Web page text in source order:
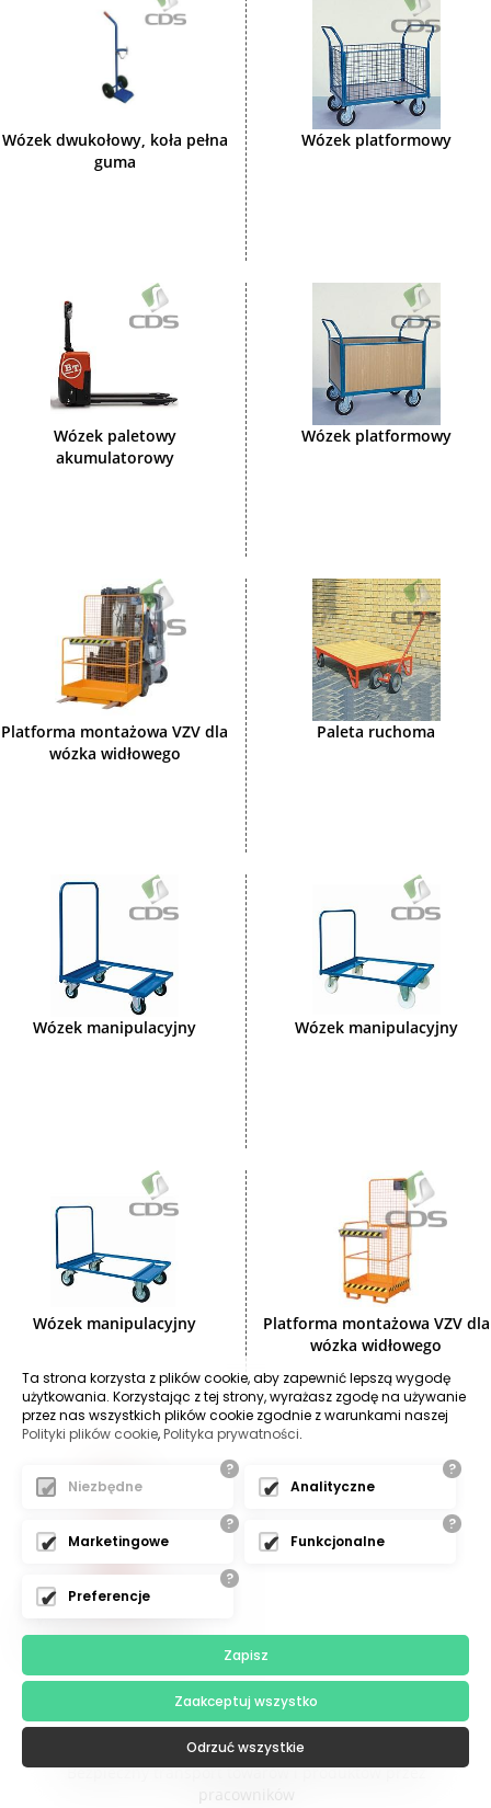
Wózek dwukołowy, koła pełna
guma
Wózek platformowy
Wózek paletowy
akumulatorowy
Wózek platformowy
Platforma montażowa VZV dla
wózka widłowego
Paleta ruchoma
Wózek manipulacyjny Wózek manipulacyjny
Wózek manipulacyjny
Platforma montażowa VZV dla
wózka widłowego
Wózek transportowy
dwukołowy ekonomy
Wózki ręczne i technika transportowa w przemyśle:
Bezpieczny transport towarów i produktów przez
pracowników
Ta strona korzysta z plików cookie, aby zapewnić lepszą wygodę
użytkowania. Korzystając z tej strony, wyrażasz zgodę na używanie
przez nas wszystkich plików cookie zgodnie z warunkami naszej
Polityki plików cookie,Polityka prywatności.
?
Niezbędne
?
Analityczne
?
Marketingowe
?
Funkcjonalne
?
Preferencje
Zapisz
Zaakceptuj wszystko
Odrzuć wszystkie